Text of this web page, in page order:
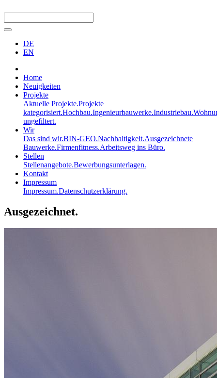
DE
EN
Home
Neuigkeiten
Projekte
Aktuelle Projekte.Projekte
kategorisiert.Hochbau.Ingenieurbauwerke.Industriebau.
ungefiltert.
Wir
Das sind wir.BIN-GEO.Nachhaltigkeit.Ausgezeichnete
Bauwerke.Firmenfitness.Arbeitsweg ins Büro.
Stellen
Stellenangebote.Bewerbungsunterlagen.
Kontakt
Impressum
Impressum.Datenschutzerklärung.
Ausgezeichnet.